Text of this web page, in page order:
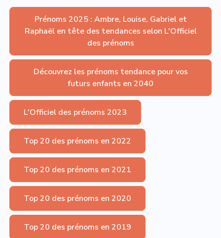
Prénoms 2025 : Ambre, Louise, Gabriel et
Raphaël en tête des tendances selon L'Officiel
des prénoms
Découvrez les prénoms tendance pour vos
futurs enfants en 2040
L'Officiel des prénoms 2023
Top 20 des prénoms en 2022
Top 20 des prénoms en 2021
Top 20 des prénoms en 2020
Top 20 des prénoms en 2019